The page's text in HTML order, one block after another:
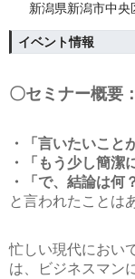
新潟県新潟市中
イベント情報
〇セミナー概要：
・「言いたいこと
・「もう少し簡潔
・「で、結論は何
と言われたことは
忙しい現代におい
は、ビジネスマン